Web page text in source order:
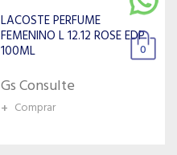
CARLOTTA PERFUME
FEMENINO VANILLA ROSES
100ML 83715
Gs Consulte
+ Comprar
0